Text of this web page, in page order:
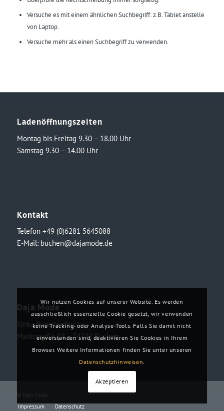
Versuche es mit einem ähnlichen Suchbegriff: z.B. Tablet anstelle
von Laptop.
Versuche mehr als einen Suchbegriff zu verwenden.
Ladenöffnungszeiten
Montag bis Freitag 9.30 – 18.00 Uhr
Samstag 9.30 – 14.00 Uhr
Kontakt
Telefon +49 (0)6281 5645088
E-Mail: buchen@dajamode.de
Daja Mode
Ilinka Ronellenfitsch
Marktstraße 18・74722 Buchen
© Daja Mode
Impressum
Datenschutz
Wir nutzen Cookies auf unserer Website. Es werden
ausschließlich essenzielle Cookie gesetzt, wir verwenden
keine Tracking- oder Analyse-Tools. Falls Sie damit nicht
einverstanden sind, deaktivieren Sie Cookies in Ihrem
Browser. Weitere Informationen finden Sie unter unseren
Datenschutzhinweisen.
Akzeptieren